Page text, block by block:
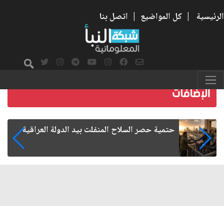
الرئيسية | كل المواضيع | اتصل بنا
البراءة في خطر: كيف نوظف الوعي لحماية أطفالنا